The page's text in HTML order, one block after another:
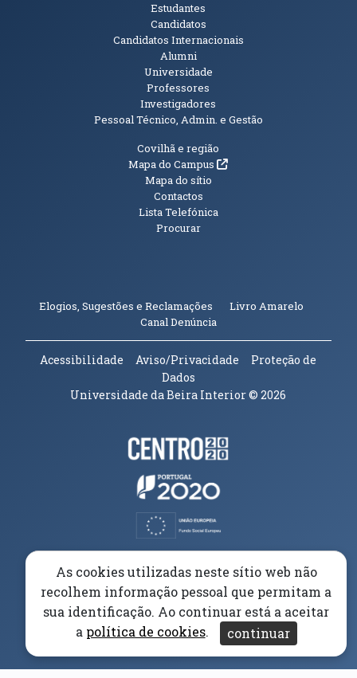
Estudantes
Candidatos
Candidatos Internacionais
Alumni
Universidade
Professores
Investigadores
Pessoal Técnico, Admin. e Gestão
Informações Adicionais
Covilhã e região
Mapa do Campus(abre em nova janela)
Mapa do sítio
Contactos
Lista Telefónica
Procurar
Elogios, Sugestões e Reclamações Livro Amarelo
Canal Denúncia(abre em nova janela)
Acessibilidade Aviso/Privacidade
Proteção de
Dados
Universidade da Beira Interior© 2026
Parceiros e Financiadores
(abre em nova janela)
(abre em nova janela)
As cookies utilizadas neste sítio web não
recolhem informação pessoal que permitam a
sua identificação. Ao continuar está a aceitar
a política de cookies. continuar